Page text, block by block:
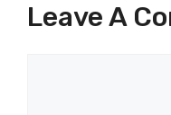
Leave A